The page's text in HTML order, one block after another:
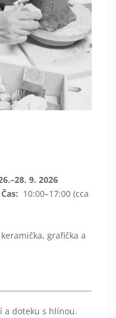
9. 2026
Čas: 10:00–17:00 (cca
grafička a
a doteku s hlínou.